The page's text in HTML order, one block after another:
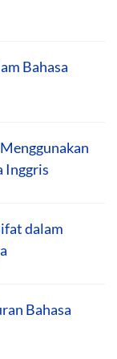
Bahasa
Inggris
dalam
Bahasa